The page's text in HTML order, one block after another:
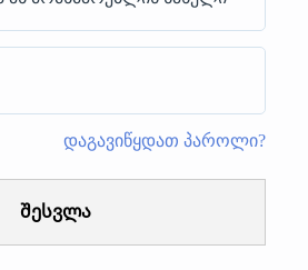
დაგავიწყდათ პაროლი?
შესვლა